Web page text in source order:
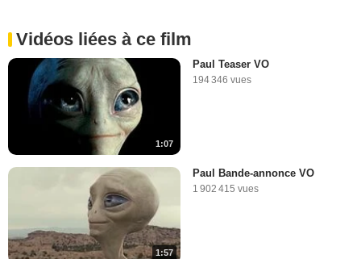
Vidéos liées à ce film
1:07
Paul Teaser VO
194 346 vues
1:57
Paul Bande-annonce VO
1 902 415 vues